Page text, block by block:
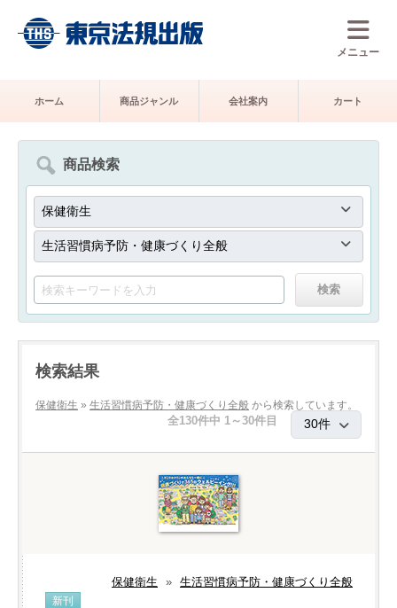
メニュー
ホーム 商品ジャンル 会社案内 カート
商品検索
検索結果
保健衛生 » 生活習慣病予防・健康づくり全般 から検索しています。
全130件中 1～30件目
保健衛生 » 生活習慣病予防・健康づくり全般
新刊